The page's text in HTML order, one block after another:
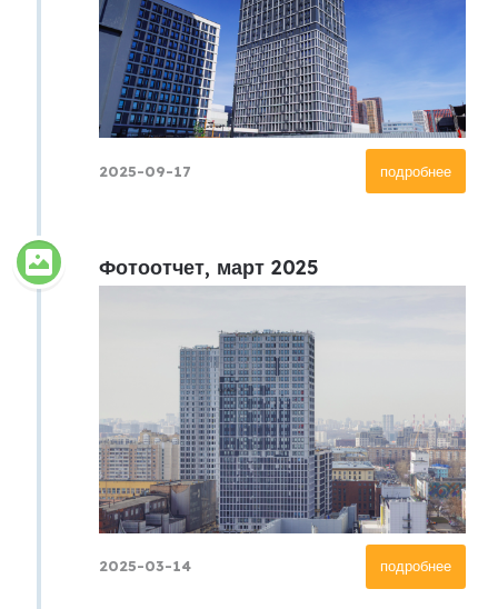
подробнее
2025-09-17
Фотоотчет, март 2025
подробнее
2025-03-14